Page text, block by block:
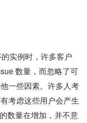
实例时，许多客户
数量，而忽略了可
一些因素。许多人考
考虑这些用户会产生
数量在增加，并不意